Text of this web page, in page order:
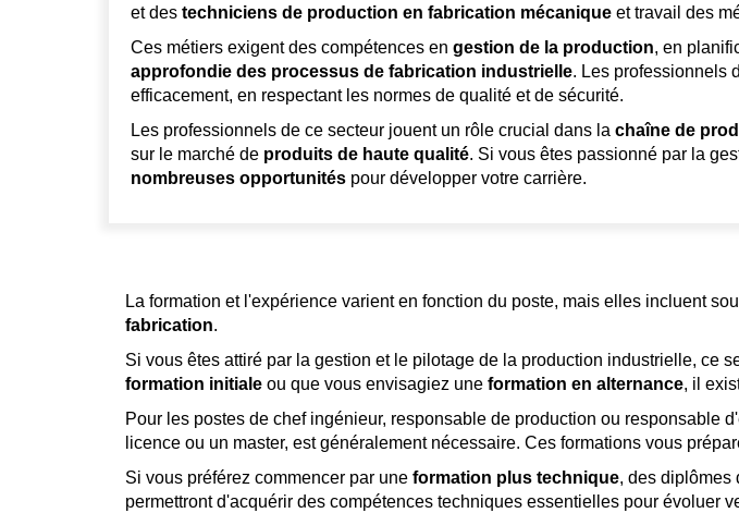
et des techniciens de production en fabrication mécaniqueet travail des
Ces métiers exigent des compétences en gestion de la production, en
approfondie des processus de fabrication industrielle. Les professionnels
efficacement, en respectant les normes de qualité et de sécurité.
Les professionnels de ce secteur jouent un rôle crucial dans la chaîne de
sur le marché de produits de haute qualité. Si vous êtes passionné par la
nombreuses opportunitéspour développer votre carrière.
La formation et l'expérience varient en fonction du poste, mais elles incluent
fabrication.
Si vous êtes attiré par la gestion et le pilotage de la production industrielle, ce
formation initialeou que vous envisagiez une formation en alternance, il
Pour les postes de chef ingénieur, responsable de production ou responsable
licence ou un master, est généralement nécessaire. Ces formations vous
Si vous préférez commencer par une formation plus technique, des diplômes
permettront d'acquérir des compétences techniques essentielles pour évoluer